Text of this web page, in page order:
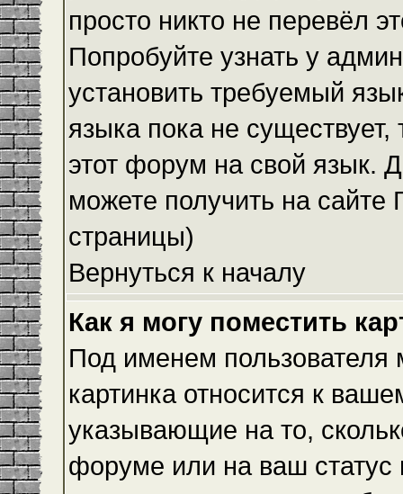
просто никто не перевёл
Попробуйте узнать у
установить требуемый
языка пока не
этот форум на свой язык.
можете получить на сайте
страницы)
Вернуться к началу
Как я могу поместить
Под именем пользователя
картинка относится к
указывающие на то,
форуме или на ваш